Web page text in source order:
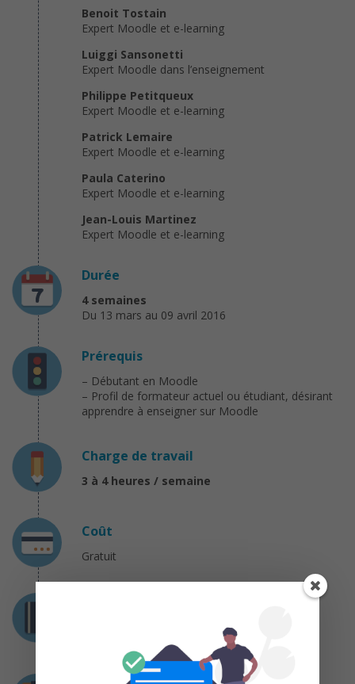
Benoit Tostain
Expert Moodle et e-learning
Luiggi Sansonetti
Expert Moodle dans l’enseignement
Philippe Petitqueux
Expert Moodle et e-learning
Patrick Lemaire
Expert Moodle et e-learning
Paula Caterino
Expert Moodle et e-learning
Jean-Louis Martinez
Expert Moodle et e-learning
Durée
4 semaines
Du 13 mars au 09 avril 2016
Prérequis
– Débutant en Moodle
– Profil de formateur actuel ou étudiant, désirant
apprendre à enseigner sur Moodle
Charge de travail
3 à 4 heures / semaine
Coût
Gratuit
Certificat de réussite délivré par Moodle.org et
Enovation Solutions